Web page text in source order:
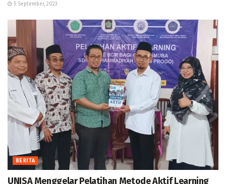
5 September, 2023
BERITA
UNISA Menggelar Pelatihan Metode Aktif Learning